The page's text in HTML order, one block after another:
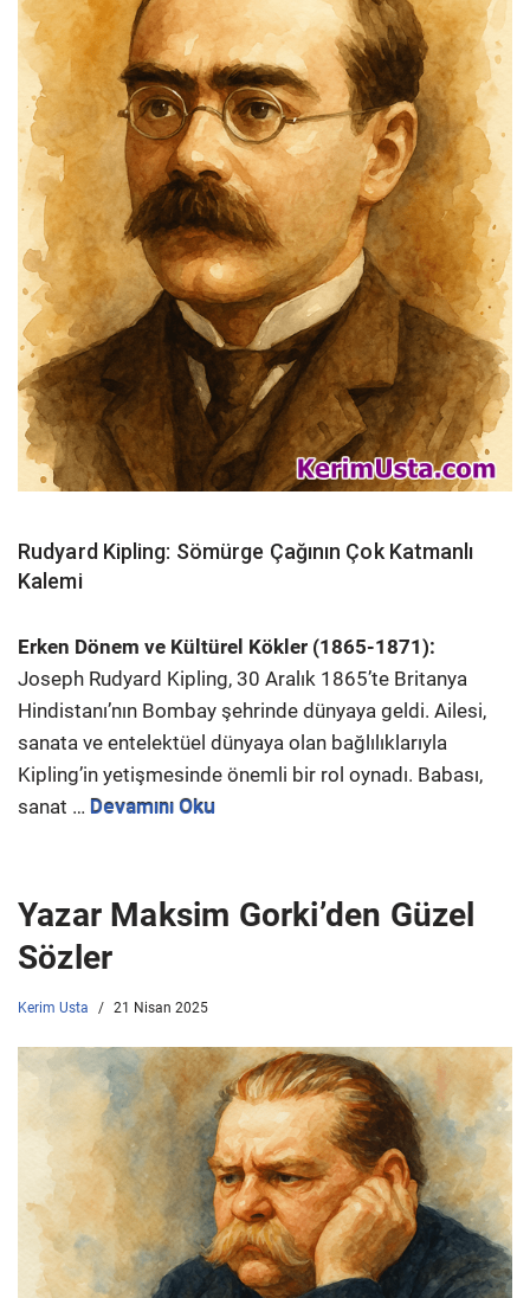
Rudyard Kipling: Sömürge Çağının Çok Katmanlı
Kalemi
Erken Dönem ve Kültürel Kökler (1865-1871):
Joseph Rudyard Kipling, 30 Aralık 1865’te Britanya
Hindistanı’nın Bombay şehrinde dünyaya geldi. Ailesi,
sanata ve entelektüel dünyaya olan bağlılıklarıyla
Kipling’in yetişmesinde önemli bir rol oynadı. Babası,
sanat … Devamını Oku
Yazar Maksim Gorki’den Güzel
Sözler
Kerim Usta 21 Nisan 2025